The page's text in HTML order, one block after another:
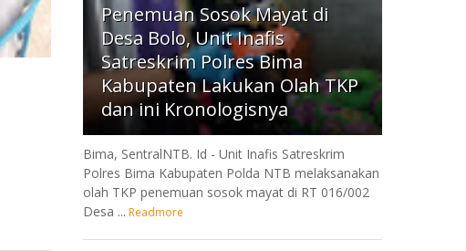
Penemuan Sosok Mayat di
Desa Bolo, Unit Inafis
Satreskrim Polres Bima
Kabupaten Lakukan Olah TKP
dan ini Kronologisnya
Bima, SentralNTB. Id - Unit Inafis Satreskrim
Polres Bima Kabupaten Polda NTB melaksanakan
olah TKP penemuan sosok mayat di RT 016/002
Desa ... Readmore